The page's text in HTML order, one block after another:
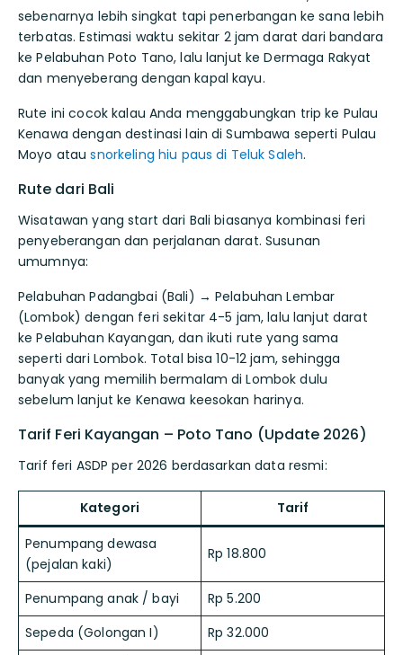
sebenarnya lebih singkat tapi penerbangan ke sana lebih
terbatas. Estimasi waktu sekitar 2 jam darat dari bandara
ke Pelabuhan Poto Tano, lalu lanjut ke Dermaga Rakyat
dan menyeberang dengan kapal kayu.
Rute ini cocok kalau Anda menggabungkan trip ke Pulau
Kenawa dengan destinasi lain di Sumbawa seperti Pulau
Moyo atausnorkeling hiu paus di Teluk Saleh.
Rute dari Bali
Wisatawan yang start dari Bali biasanya kombinasi feri
penyeberangan dan perjalanan darat. Susunan
umumnya:
Pelabuhan Padangbai (Bali) → Pelabuhan Lembar
(Lombok) dengan feri sekitar 4-5 jam, lalu lanjut darat
ke Pelabuhan Kayangan, dan ikuti rute yang sama
seperti dari Lombok. Total bisa 10-12 jam, sehingga
banyak yang memilih bermalam di Lombok dulu
sebelum lanjut ke Kenawa keesokan harinya.
Tarif Feri Kayangan – Poto Tano (Update 2026)
Tarif feri ASDP per 2026 berdasarkan data resmi:
Kategori
Tarif
Penumpang dewasa
(pejalan kaki)
Rp 18.800
Penumpang anak / bayi
Rp 5.200
Sepeda (Golongan I)
Rp 32.000